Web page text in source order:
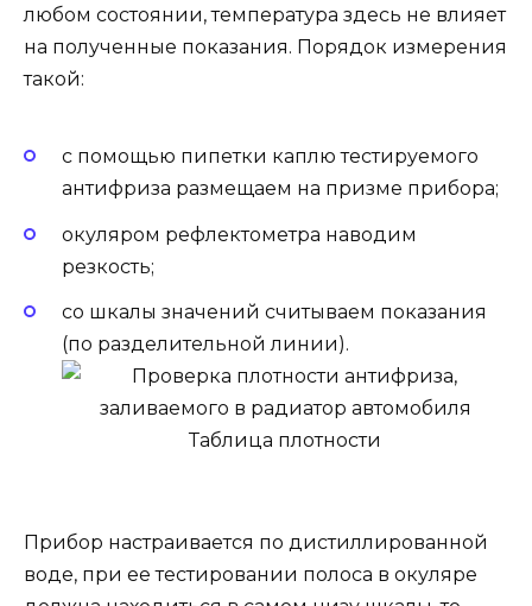
любом состоянии, температура здесь не влияет
на полученные показания. Порядок измерения
такой:
с помощью пипетки каплю тестируемого
антифриза размещаем на призме прибора;
окуляром рефлектометра наводим
резкость;
со шкалы значений считываем показания
(по разделительной линии).
Прибор настраивается по дистиллированной
воде, при ее тестировании полоса в окуляре